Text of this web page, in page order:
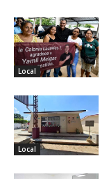
Local
Local